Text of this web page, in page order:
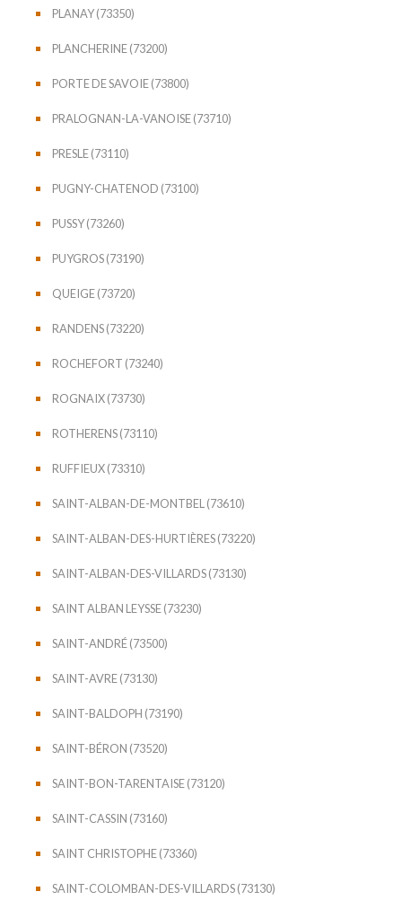
PLANAY (73350)
PLANCHERINE (73200)
PORTE DE SAVOIE (73800)
PRALOGNAN-LA-VANOISE (73710)
PRESLE (73110)
PUGNY-CHATENOD (73100)
PUSSY (73260)
PUYGROS (73190)
QUEIGE (73720)
RANDENS (73220)
ROCHEFORT (73240)
ROGNAIX (73730)
ROTHERENS (73110)
RUFFIEUX (73310)
SAINT-ALBAN-DE-MONTBEL (73610)
SAINT-ALBAN-DES-HURTIÈRES (73220)
SAINT-ALBAN-DES-VILLARDS (73130)
SAINT ALBAN LEYSSE (73230)
SAINT-ANDRÉ (73500)
SAINT-AVRE (73130)
SAINT-BALDOPH (73190)
SAINT-BÉRON (73520)
SAINT-BON-TARENTAISE (73120)
SAINT-CASSIN (73160)
SAINT CHRISTOPHE (73360)
SAINT-COLOMBAN-DES-VILLARDS (73130)